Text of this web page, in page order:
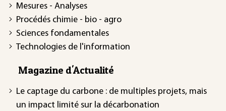
Mesures - Analyses
Procédés chimie - bio - agro
Sciences fondamentales
Technologies de l'information
Magazine d'Actualité
Le captage du carbone : de multiples projets, mais
un impact limité sur la décarbonation